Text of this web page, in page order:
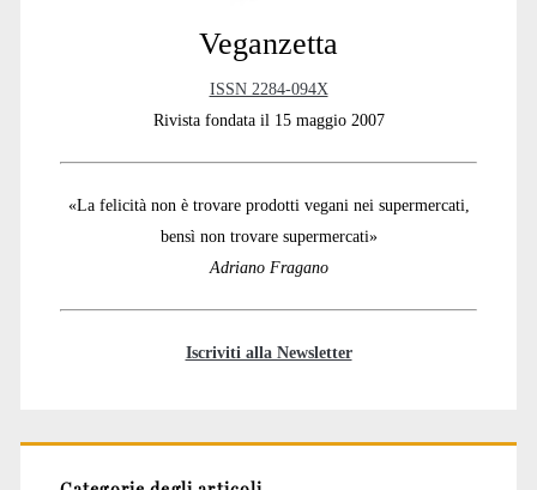
Veganzetta
ISSN 2284-094X
Rivista fondata il 15 maggio 2007
«La felicità non è trovare prodotti vegani nei supermercati,
bensì non trovare supermercati»
Adriano Fragano
Iscriviti alla Newsletter